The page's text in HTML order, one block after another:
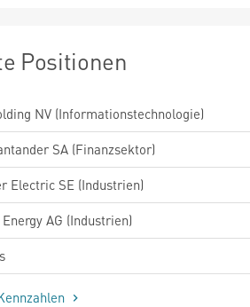
Positionen
NV (Informationstechnologie)
SA (Finanzsektor)
Electric SE (Industrien)
AG (Industrien)